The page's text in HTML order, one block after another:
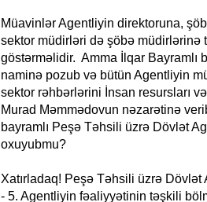
Müavinlər Agentliyin direktoruna,
sektor müdirləri də şöbə müdirlərinə
göstərməlidir. Amma İlqar Bayramlı
naminə pozub və bütün Agentliyin
sektor rəhbərlərini İnsan resursları
Murad Məmmədovun nəzarətinə
bayramlı Peşə Təhsili üzrə Dövlət
oxuyubmu?
Xatırladaq! Peşə Təhsili üzrə
- 5. Agentliyin fəaliyyətinin təşkili